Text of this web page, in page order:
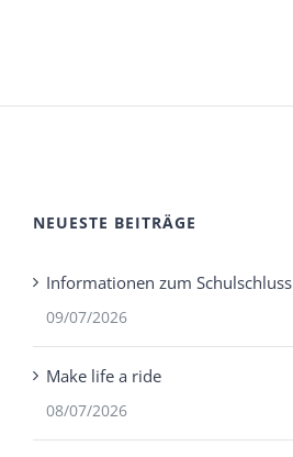
NEUESTE BEITRÄGE
Informationen zum Schulschluss
09/07/2026
Make life a ride
08/07/2026